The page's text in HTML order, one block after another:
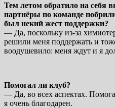
Тем летом обратило на себя
партнёры по команде
был некий жест поддержки?
— Да, поскольку из-за
решили меня поддержать и
воодушевило: меня ждут и я
Помогал ли клуб?
— Да, во всех аспектах.
я очень благодарен.